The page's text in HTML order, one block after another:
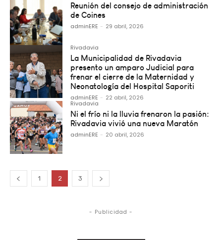
Reunión del consejo de administración
de Coines
adminERE - 29 abril, 2026
Rivadavia
La Municipalidad de Rivadavia
presento un amparo Judicial para
frenar el cierre de la Maternidad y
Neonatología del Hospital Saporiti
adminERE - 22 abril, 2026
Rivadavia
Ni el frío ni la lluvia frenaron la pasión:
Rivadavia vivió una nueva Maratón
adminERE - 20 abril, 2026
1 2 3
- Publicidad -